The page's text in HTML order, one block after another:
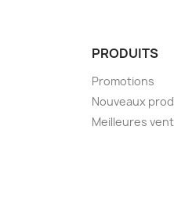
PRODUITS
Promotions
Nouveaux
Meilleures